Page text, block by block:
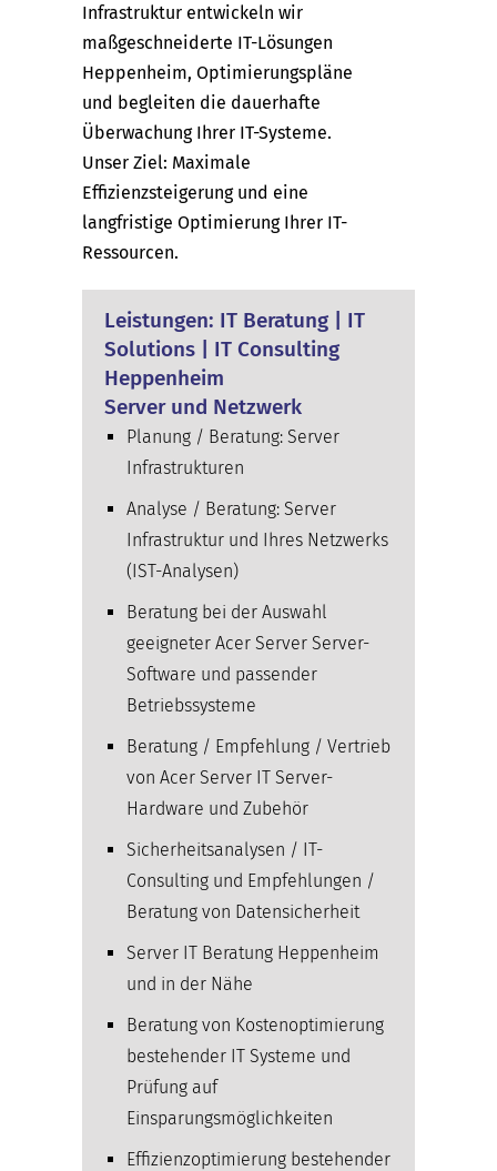
Infrastruktur entwickeln wir
maßgeschneiderte IT-Lösungen
Heppenheim, Optimierungspläne
und begleiten die dauerhafte
Überwachung Ihrer IT-Systeme.
Unser Ziel: Maximale
Effizienzsteigerung und eine
langfristige Optimierung Ihrer IT-
Ressourcen.
Leistungen: IT Beratung | IT
Solutions | IT Consulting
Heppenheim
Server und Netzwerk
Planung / Beratung: Server
Infrastrukturen
Analyse / Beratung: Server
Infrastruktur und Ihres Netzwerks
(IST-Analysen)
Beratung bei der Auswahl
geeigneter Acer Server Server-
Software und passender
Betriebssysteme
Beratung / Empfehlung / Vertrieb
von Acer Server IT Server-
Hardware und Zubehör
Sicherheitsanalysen / IT-
Consulting und Empfehlungen /
Beratung von Datensicherheit
Server IT Beratung Heppenheim
und in der Nähe
Beratung von Kostenoptimierung
bestehender IT Systeme und
Prüfung auf
Einsparungsmöglichkeiten
Effizienzoptimierung bestehender